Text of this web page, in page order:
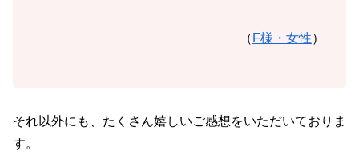
（ F様・女性）
それ以外にも、たくさん嬉しいご感想をいただいておりま
す。